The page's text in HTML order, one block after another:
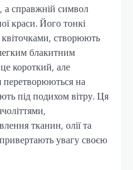
справжній символ
краси. Його тонкі
квіточками, створюють
блакитним
короткий, але
на
під подихом вітру. Ця
тканин, олії та
привертають увагу своєю